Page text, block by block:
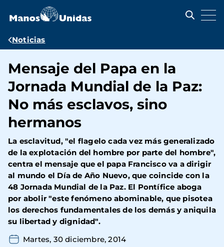
contenido
Ruta
navegación
Noticias
Mensaje del Papa en la
Jornada Mundial de la Paz:
No más esclavos, sino
hermanos
La esclavitud, "el flagelo cada vez más generalizado
de la explotación del hombre por parte del hombre",
centra el mensaje que el papa Francisco va a dirigir
al mundo el Día de Año Nuevo, que coincide con la
48 Jornada Mundial de la Paz. El Pontífice aboga
por abolir "este fenómeno abominable, que pisotea
los derechos fundamentales de los demás y aniquila
su libertad y dignidad".
Martes, 30 diciembre, 2014